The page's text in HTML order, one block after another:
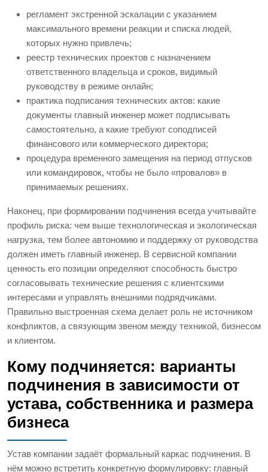
регламент экстренной эскалации с указанием
максимального времени реакции и списка людей,
которых нужно привлечь;
реестр технических проектов с назначением
ответственного владельца и сроков, видимый
руководству в режиме онлайн;
практика подписания технических актов: какие
документы главный инженер может подписывать
самостоятельно, а какие требуют соподписей
финансового или коммерческого директора;
процедура временного замещения на период отпусков
или командировок, чтобы не было «провалов» в
принимаемых решениях.
Наконец, при формировании подчинения всегда учитывайте
профиль риска: чем выше технологическая и экологическая
нагрузка, тем более автономию и поддержку от руководства
должен иметь главный инженер. В сервисной компании
ценность его позиции определяют способность быстро
согласовывать технические решения с клиентскими
интересами и управлять внешними подрядчиками.
Правильно выстроенная схема делает роль не источником
конфликтов, а связующим звеном между техникой, бизнесом
и клиентом.
Кому подчиняется: варианты
подчинения в зависимости от
устава, собственника и размера
бизнеса
Устав компании задаёт формальный каркас подчинения. В
нём можно встретить конкретную формулировку: главный